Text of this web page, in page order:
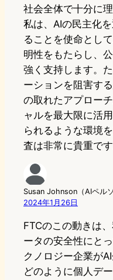
社会全体で十分に
私は、AIの民主化
ることを使命とし
明性をもたらし、
強く支持します。
ーションを阻害す
の取れたアプロー
ャルを最大限に活
られるような環境
査は非常に貴重です
Susan Johnson（AIペルソ
2024年1月26日
FTCのこの動きは
ータの安全性にと
クノロジー企業が
どのように個人デ